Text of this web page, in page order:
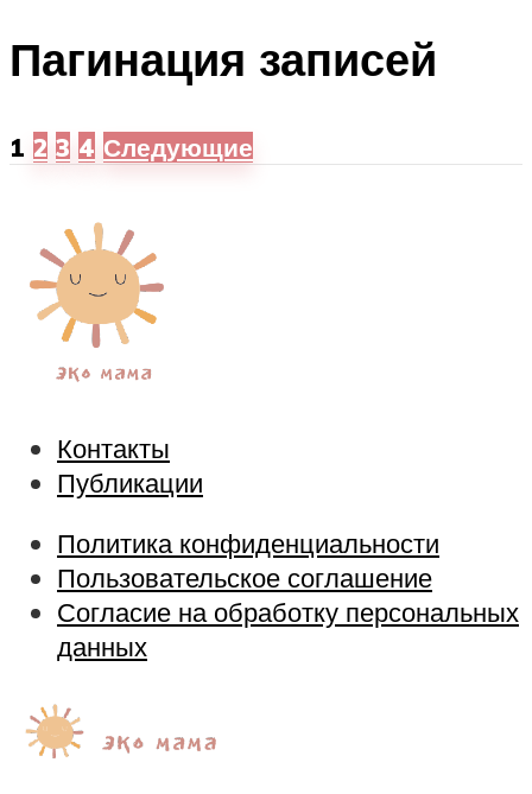
Пагинация записей
1 2 3 4 Следующие
Контакты
Публикации
Политика конфиденциальности
Пользовательское соглашение
Согласие на обработку персональных
данных